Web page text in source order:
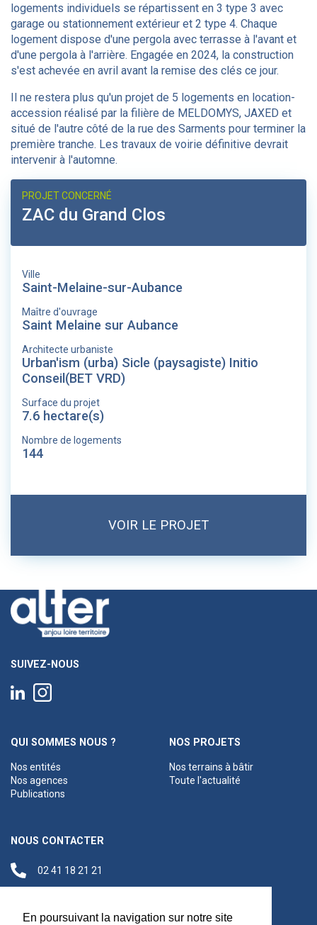
En poursuivant la navigation sur notre site
logements individuels se répartissent en 3 type 3 avec
garage ou stationnement extérieur et 2 type 4. Chaque
logement dispose d'une pergola avec terrasse à l'avant et
d'une pergola à l'arrière. Engagée en 2024, la construction
s'est achevée en avril avant la remise des clés ce jour.
Il ne restera plus qu'un projet de 5 logements en location-
accession réalisé par la filière de MELDOMYS, JAXED et
situé de l'autre côté de la rue des Sarments pour terminer la
première tranche. Les travaux de voirie définitive devrait
intervenir à l'automne.
PROJET CONCERNÉ
ZAC du Grand Clos
Ville
Saint-Melaine-sur-Aubance
Maître d'ouvrage
Saint Melaine sur Aubance
Architecte urbaniste
Urban'ism (urba) Sicle (paysagiste) Initio
Conseil(BET VRD)
Surface du projet
7.6 hectare(s)
Nombre de logements
144
VOIR LE PROJET
SUIVEZ-NOUS
QUI SOMMES NOUS ?
Nos entités
Nos agences
Publications
NOS PROJETS
Nos terrains à bâtir
Toute l'actualité
NOUS CONTACTER
02 41 18 21 21
Siège social